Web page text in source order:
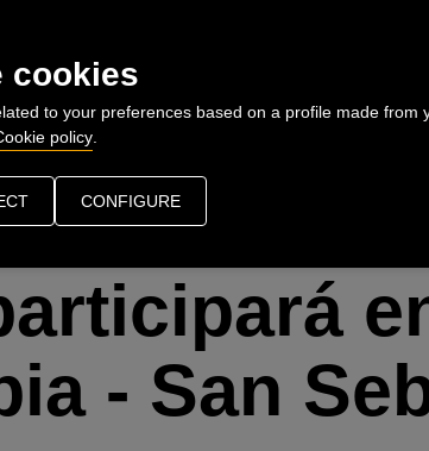
50/50? Training groups
- San
cookies
to your preferences based on a profile made from
policy.
CONFIGURE